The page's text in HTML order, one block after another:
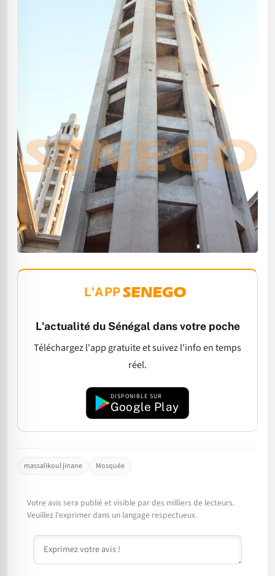
L'APP
L'actualité du Sénégal dans votre poche
Téléchargez l'app gratuite et suivez l'info en temps
réel.
DISPONIBLE SUR
Google Play
massalikoul jinane Mosquée
Votre avis sera publié et visible par des milliers de lecteurs.
Veuillez l'exprimer dans un langage respectueux.
Commentaire